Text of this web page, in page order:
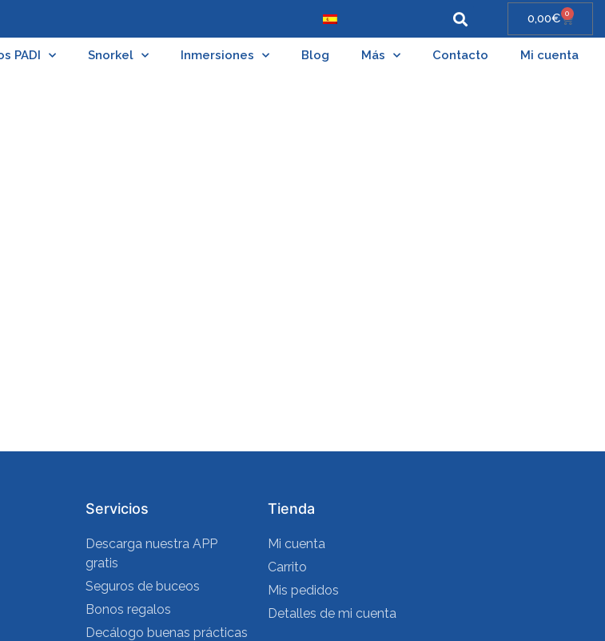
0,00€ 0
PADI Snorkel Inmersiones Blog Más Contacto Mi cuenta
Servicios
Descarga nuestra APP
gratis
Seguros de buceos
Bonos regalos
Decálogo buenas prácticas
Tienda
Mi cuenta
Carrito
Mis pedidos
Detalles de mi cuenta